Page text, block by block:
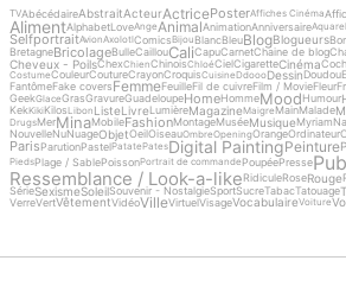
TVAbécédaireAbstraitActeurActricePosterAffiches Cinéma
AlimentAlphabetLoveAnge AnimalAnimationAnniversaire
SelfportraitAvionAxolotlComicsBijou BlancBleuBlogBlogueurs
BretagneBricolageBulleCaillouCaliCapuCarnetChaine de blog
Cheveux - PoilsChexChienChinoisChloéCielCigaretteCinéma
CostumeCouleurCoutureCrayonCroquisCuisineDdoooDessinDoudou
FantômeFake coversFemmeFeuilleFil de cuivreFilm / MovieFleur
GeekGlaceGrasGravureGuadeloupeHomeHommeMoodHumour
KekKikiKilosLibon ListeLivreLumièreMagazineMaigre MainMalade
DrugsMerMinaMobileFashionMontageMuséeMusiqueMyriam
NouvelleNuNuageObjetOeilOiseauOmbreOpeningOrangeOrdinateur
ParisParutionPastelPatatePatesDigital PaintingPeinture
PiedsPlage / SablePoissonPortrait de commande PoupéePresse
Ressemblance / Look-a-likeRidiculeRoseRouge
SérieSexismeSoleilSouvenir - NostalgieSportSucreTabacTatouage
VerreVertVêtementVidéoVilleVirtuelVisageVocabulaireVoiture